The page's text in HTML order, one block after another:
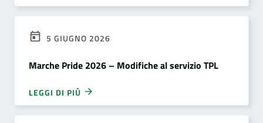
5 GIUGNO 2026
Marche Pride 2026 – Modifiche al servizio TPL
LEGGI DI PIÙ